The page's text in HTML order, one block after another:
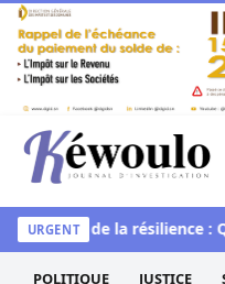
Aller au contenu
Kéwoulo, le premier
URGENT
L’art de la résilience :
POLITIQUE JUSTICE